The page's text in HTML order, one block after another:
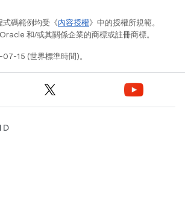
碼範例均受《內容授權》中的授權所規範。
和/或其關係企業的商標或註冊商標。
15 (世界標準時間)。